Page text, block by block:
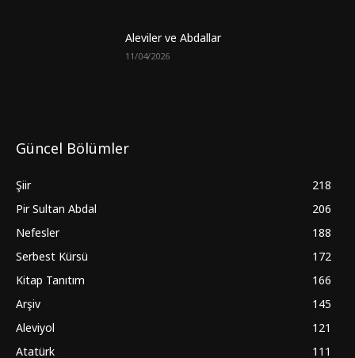
Aleviler ve Abdallar
11/04/2026
Güncel Bölümler
Şiir
218
Pir Sultan Abdal
206
Nefesler
188
Serbest Kürsü
172
Kitap Tanıtım
166
Arşiv
145
Aleviyol
121
Atatürk
111